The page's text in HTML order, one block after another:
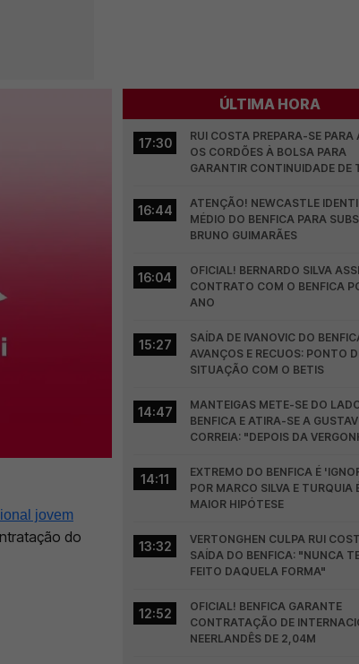
jovem
do
ÚLTIMA HORA
17:30
RUI COSTA PREPARA-SE PARA
OS CORDÕES À BOLSA PARA
GARANTIR CONTINUIDADE DE
16:44
ATENÇÃO! NEWCASTLE
MÉDIO DO BENFICA PARA
BRUNO GUIMARÃES
16:04
OFICIAL! BERNARDO SILVA
CONTRATO COM O BENFICA
ANO
15:27
SAÍDA DE IVANOVIC DO
AVANÇOS E RECUOS: PONTO
SITUAÇÃO COM O BETIS
14:47
MANTEIGAS METE-SE DO
BENFICA E ATIRA-SE A
CORREIA: "DEPOIS DA
14:11
EXTREMO DO BENFICA É
POR MARCO SILVA E TURQUIA
MAIOR HIPÓTESE
13:32
VERTONGHEN CULPA RUI
SAÍDA DO BENFICA: "NUNCA
FEITO DAQUELA FORMA"
12:52
OFICIAL! BENFICA GARANTE
CONTRATAÇÃO DE
NEERLANDÊS DE 2,04M